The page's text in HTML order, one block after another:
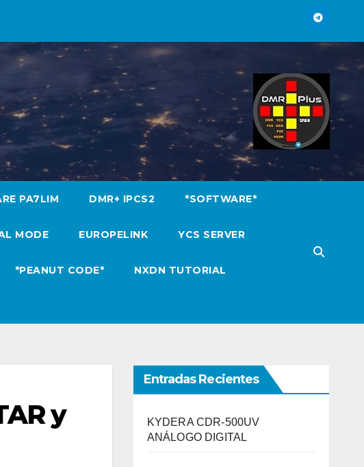
PA7LIM DMR+ IPCS2 *SOFTWARE*
MODE EUROPELINK YCS SERVER
*PEANUT CODE* NXDN TUTORIAL
y
Entradas Recientes
KYDERA CDR-500UV
ANÁLOGO DIGITAL